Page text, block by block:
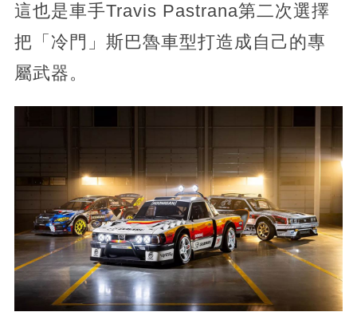
這也是車手Travis Pastrana第二次選擇
把「冷門」斯巴魯車型打造成自己的專
屬武器。